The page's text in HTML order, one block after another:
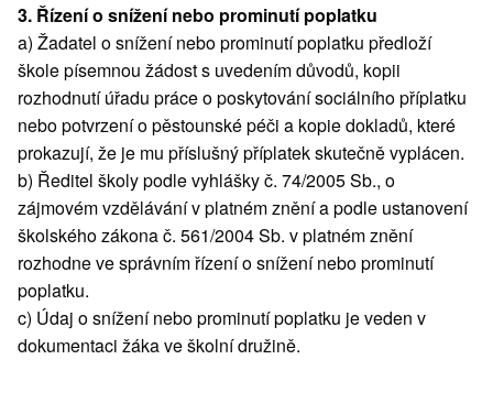
3. Řízení o snížení nebo prominutí poplatku
a) Žadatel o snížení nebo prominutí poplatku předloží
škole písemnou žádost s uvedením důvodů, kopii
rozhodnutí úřadu práce o poskytování sociálního příplatku
nebo potvrzení o pěstounské péči a kopie dokladů, které
prokazují, že je mu příslušný příplatek skutečně vyplácen.
b) Ředitel školy podle vyhlášky č. 74/2005 Sb., o
zájmovém vzdělávání v platném znění a podle ustanovení
školského zákona č. 561/2004 Sb. v platném znění
rozhodne ve správním řízení o snížení nebo prominutí
poplatku.
c) Údaj o snížení nebo prominutí poplatku je veden v
dokumentaci žáka ve školní družině.